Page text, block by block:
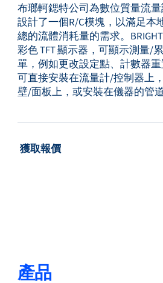
布瑯軻鍶特公司為數位質量流
設計了一個R/C模塊，以滿足本
總的流體消耗量的需求。
彩色 TFT 顯示器，可顯示測量/
單，例如更改設定點、計數器重
可直接安裝在流量計/控制器上
壁/面板上，或安裝在儀器的管道
獲取報價: 獲取報價
產品